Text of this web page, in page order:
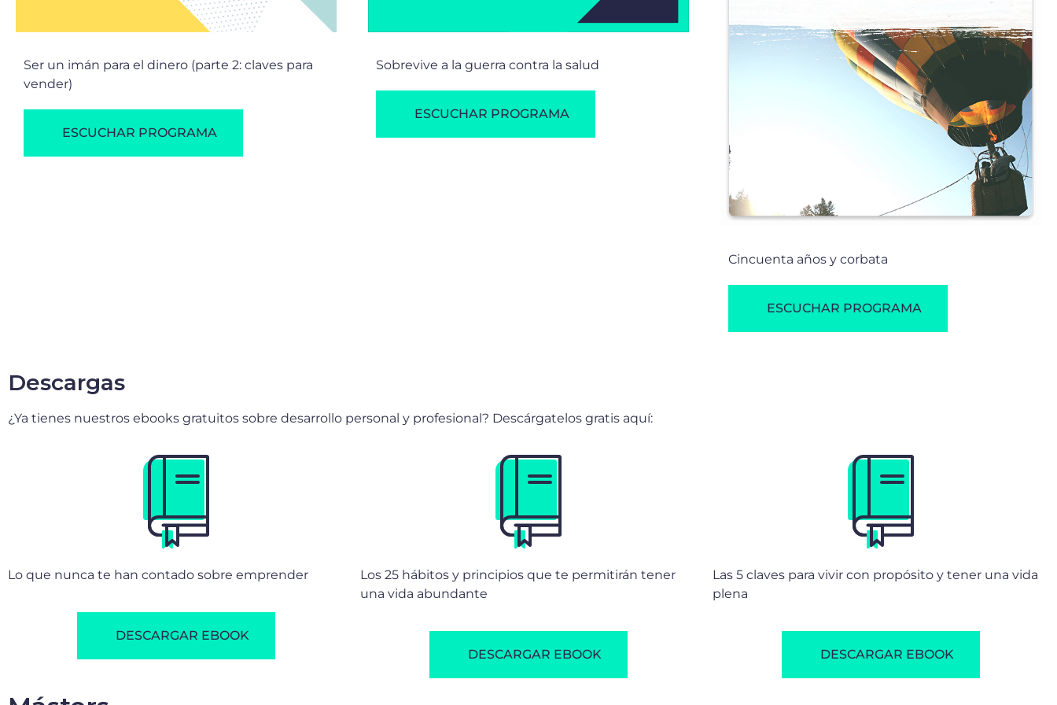
Ser un imán para el dinero (parte 2: claves para
vender)
ESCUCHAR PROGRAMA
Sobrevive a la guerra contra la salud
ESCUCHAR PROGRAMA
Cincuenta años y corbata
ESCUCHAR PROGRAMA
Descargas
¿Ya tienes nuestros ebooks gratuitos sobre desarrollo personal y profesional? Descárgatelos gratis aquí:
Lo que nunca te han contado sobre emprender
DESCARGAR EBOOK
Los 25 hábitos y principios que te permitirán tener
una vida abundante
DESCARGAR EBOOK
Las 5 claves para vivir con propósito y tener una vida
plena
DESCARGAR EBOOK